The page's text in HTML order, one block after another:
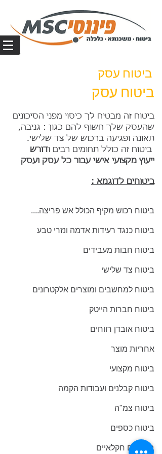
ביטוח עסק
ביטוח עסק
ביטוח זה מבטיח לך כיסוי מפני הסיכונים
שהעסק שלך חשוף להם כגון : גניבה,
תאונה ופגיעה ברכוש של צד שלישי.
ביטוח זה כולל תחומים רבים ודורש
ייעוץ מקצועי אישי עבור כל עסק ועסק
ביטוחים לדוגמא :
ביטוח רכוש מקיף הכולל אש פריצה....
ביטוח כנגד רעידות אדמה ונזרי טבע
ביטוח חבות מעבידים
ביטוח צד שלישי
ביטוח למחשבים ומוצרים אלקטרונים
ביטוח חברות הייטק
ביטוח אובדן רווחים
אחריות מוצר
ביטוח מקצועי
ביטוח קבלנים ועבודות הקמה
ביטוח צמ"ה
ביטוח כספים
ביטוחים חקלאיים